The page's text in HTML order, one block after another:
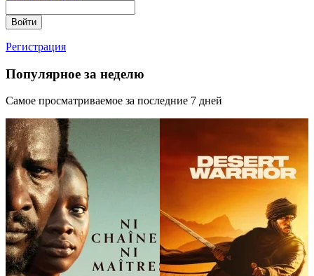
Войти
Регистрация
Популярное за неделю
Самое просматриваемое за последние 7 дней